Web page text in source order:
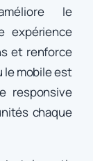
le
expérience
et renforce
le mobile est
responsive
chaque